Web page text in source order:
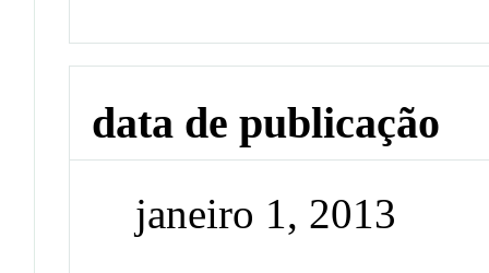
data de publicação
janeiro 1, 2013